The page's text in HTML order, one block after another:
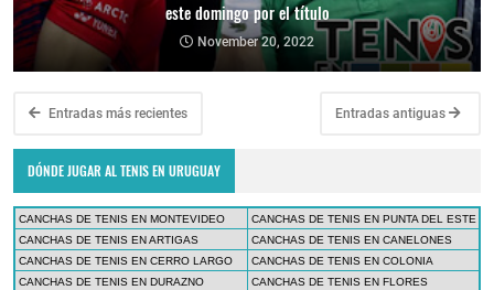
este domingo por el título
November 20, 2022
Entradas más recientes Entradas antiguas
DÓNDE JUGAR AL TENIS EN URUGUAY
CANCHAS DE TENIS EN MONTEVIDEO
CANCHAS DE TENIS EN PUNTA DEL ESTE
CANCHAS DE TENIS EN ARTIGAS
CANCHAS DE TENIS EN CANELONES
CANCHAS DE TENIS EN CERRO LARGO
CANCHAS DE TENIS EN COLONIA
CANCHAS DE TENIS EN DURAZNO
CANCHAS DE TENIS EN FLORES